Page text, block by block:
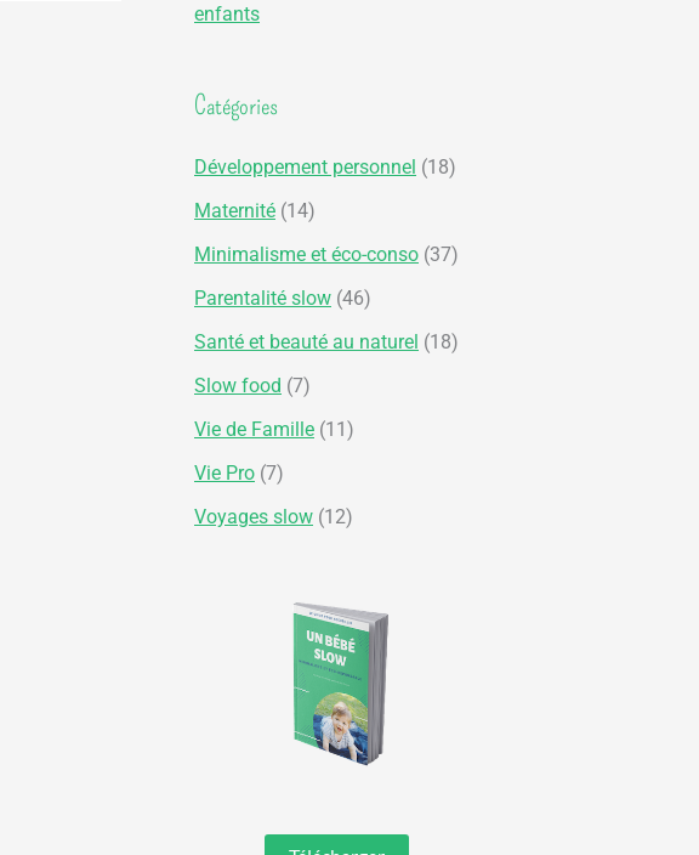
enfants
Catégories
Développement personnel (18)
Maternité (14)
Minimalisme et éco-conso (37)
Parentalité slow (46)
Santé et beauté au naturel (18)
Slow food (7)
Vie de Famille (11)
Vie Pro (7)
Voyages slow (12)